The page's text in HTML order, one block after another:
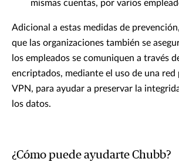
mismas cuentas, por varios
Adicional a estas medidas de
que las organizaciones también se
los empleados se comuniquen a través
encriptados, mediante el uso de una
VPN, para ayudar a preservar la
los datos.
¿Cómo puede ayudarte Chubb?